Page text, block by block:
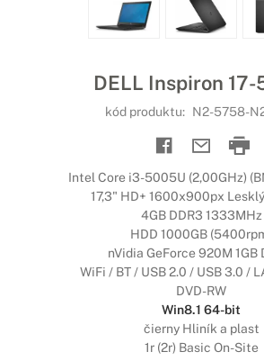
DELL Inspiron
kód produktu: N2-5758-
Intel Core i3-5005U (2,00GHz)
17,3" HD+ 1600x900px
4GB DDR3 1333MHz
HDD 1000GB
nVidia GeForce 920M 1GB
WiFi / BT / USB 2.0 / USB 3.0 /
DVD-RW
Win8.1 64-bit
čierny Hliník a plast
1r (2r) Basic On-Site